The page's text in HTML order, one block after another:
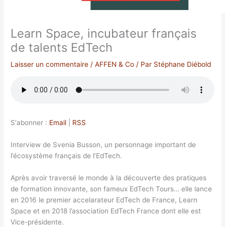
Learn Space, incubateur français
de talents EdTech
Laisser un commentaire /AFFEN & Co / Par Stéphane Diébold
S'abonner : Email RSS
Interview de Svenia Busson, un personnage important de
l’écosystème français de l’EdTech.
Après avoir traversé le monde à la découverte des pratiques
de formation innovante, son fameux EdTech Tours… elle lance
en 2016 le premier accelarateur EdTech de France, Learn
Space et en 2018 l’association EdTech France dont elle est
Vice-présidente.